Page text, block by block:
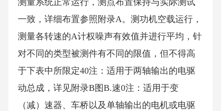
测量系统正常运行，测点布置保持与实际测试
一致，详细布置参照附录A。测功机空载运行，
测量各转速的A计权噪声有效值并进行平均，针
对不同的类型被测件有不同的限值，但不得高
于下表中所限定40注：适用于两轴输出的电驱
动总成，详见附录B图B.速0注：适用于变
（减）速器、车桥以及单轴输出的电机或电驱